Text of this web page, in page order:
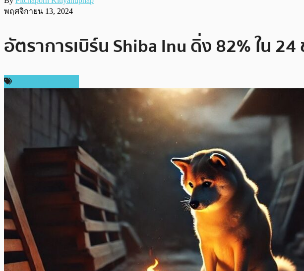
พฤศจิกายน 13, 2024
อัตราการเบิร์น Shiba Inu ดิ่ง 82% ใน